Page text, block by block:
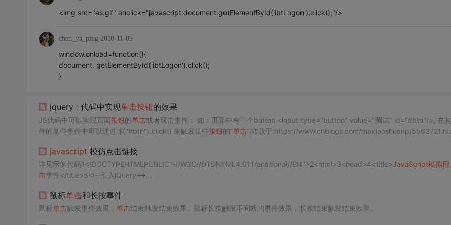
<img src="as.gif" onclick="javascript:document.getElementById('ibtLogon').click();"/>
chen_ya_ping 2010-11-09
window.onload=function(){
document. getElementById('ibtLogon').click();
}
jquery : 代码中实现单击按钮的效果
JS代码中可以实现页面按钮的单击或者双击事件： 如：页面中有一个button <input type="button" value="测试" id="#btn"/>, 在
件的某些事件中可以通过 $("#btn").click() 来触发某些按钮的“单击” 转载于:https://www.cnblogs.com/maxiaoshuai/p/
javascript 模仿点击链接
详见示例代码1<!DOCTYPEHTMLPUBLIC"-//W3C//DTDHTML4.01Transitional//EN">2<html>3<head>4<title>JavaScript模拟
击事件</title>5<!--引入jQuery-->...
鼠标单击和长按事件
鼠标单击触发事件效果， 单击结束触发结束效果。鼠标长按触发不间断的事件效果，长按结束触发结束效果。